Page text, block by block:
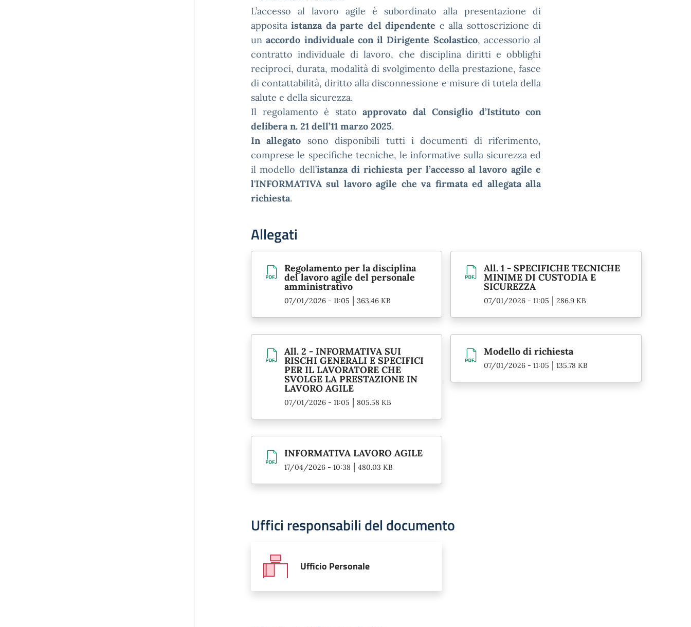
L’accesso al lavoro agile è subordinato alla presentazione di
appositaistanza da parte del dipendente e alla sottoscrizione di
unaccordo individuale con il Dirigente Scolastico, accessorio al
contratto individuale di lavoro, che disciplina diritti e obblighi
reciproci, durata, modalità di svolgimento della prestazione, fasce
di contattabilità, diritto alla disconnessione e misure di tutela della
salute e della sicurezza.
Il regolamento è stato approvato dal Consiglio d’Istituto con
delibera n. 21 dell’11 marzo 2025.
In allegato sono disponibili tutti i documenti di riferimento,
comprese le specifiche tecniche, le informative sulla sicurezza ed
il modello dell’istanza di richiesta per l’accesso al lavoro agile e
l'INFORMATIVA sul lavoro agile che va firmata ed allegata alla
richiesta.
Allegati
Regolamento per la disciplina
del lavoro agile del personale
amministrativo
07/01/2026 - 11:05 | 363.46 KB
All. 1 - SPECIFICHE TECNICHE
MINIME DI CUSTODIA E
SICUREZZA
07/01/2026 - 11:05 | 286.9 KB
All. 2 - INFORMATIVA SUI
RISCHI GENERALI E SPECIFICI
PER IL LAVORATORE CHE
SVOLGE LA PRESTAZIONE IN
LAVORO AGILE
07/01/2026 - 11:05 | 805.58 KB
Modello di richiesta
07/01/2026 - 11:05 | 135.78 KB
INFORMATIVA LAVORO AGILE
17/04/2026 - 10:38 | 480.03 KB
Uffici responsabili del documento
Ufficio Personale